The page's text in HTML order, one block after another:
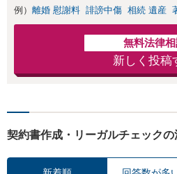
例） 離婚 慰謝料 誹謗中傷 相続 遺産
無料法律
新しく投稿
契約書作成・リーガルチェック